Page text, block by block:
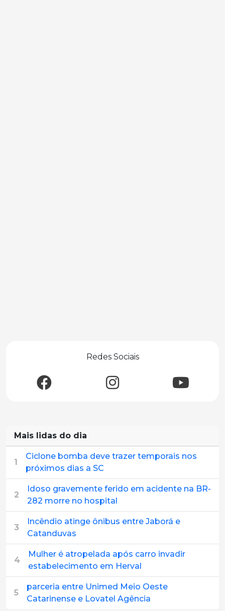
Redes Sociais
Mais lidas do dia
1
Ciclone bomba deve trazer temporais nos
próximos dias a SC
2
Idoso gravemente ferido em acidente na BR-
282 morre no hospital
3
Incêndio atinge ônibus entre Jaborá e
Catanduvas
4
Mulher é atropelada após carro invadir
estabelecimento em Herval
5
parceria entre Unimed Meio Oeste
Catarinense e Lovatel Agência